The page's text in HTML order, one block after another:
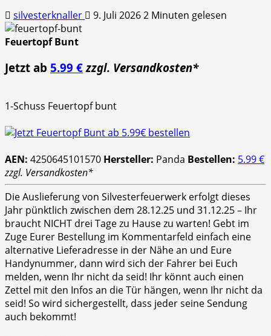
silvesterknaller 9. Juli 20262 Minuten gelesen
Feuertopf Bunt
Jetzt ab 5.99 € zzgl. Versandkosten*
1-Schuss Feuertopf bunt
AEN: 4250645101570 Hersteller: Panda Bestellen: 5.99 €
zzgl. Versandkosten*
Die Auslieferung von Silvesterfeuerwerk erfolgt dieses
Jahr pünktlich zwischen dem 28.12.25 und 31.12.25 – Ihr
braucht NICHT drei Tage zu Hause zu warten! Gebt im
Zuge Eurer Bestellung im Kommentarfeld einfach eine
alternative Lieferadresse in der Nähe an und Eure
Handynummer, dann wird sich der Fahrer bei Euch
melden, wenn Ihr nicht da seid! Ihr könnt auch einen
Zettel mit den Infos an die Tür hängen, wenn Ihr nicht da
seid! So wird sichergestellt, dass jeder seine Sendung
auch bekommt!